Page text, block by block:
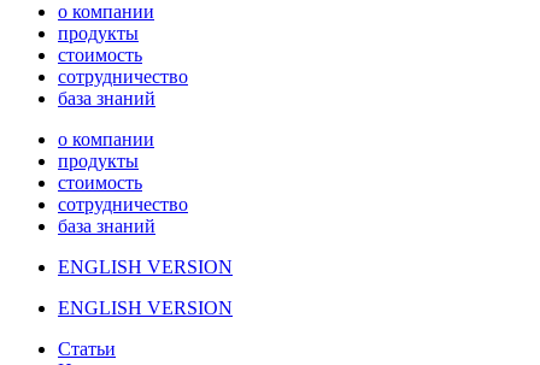
о компании
продукты
стоимость
сотрудничество
база знаний
о компании
продукты
стоимость
сотрудничество
база знаний
ENGLISH VERSION
ENGLISH VERSION
Статьи